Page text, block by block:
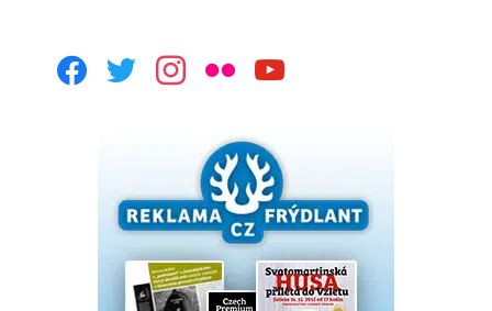
facebooktwitterinstagram
flickr youtube